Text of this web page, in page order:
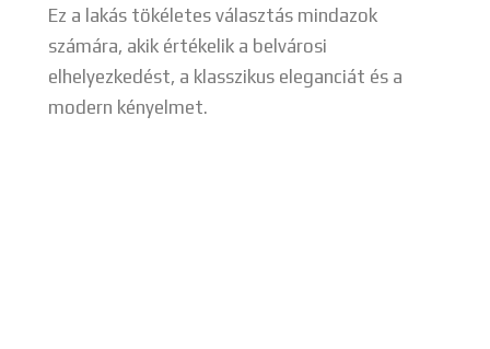
Ez a lakás tökéletes választás mindazok
számára, akik értékelik a belvárosi
elhelyezkedést, a klasszikus eleganciát és a
modern kényelmet.